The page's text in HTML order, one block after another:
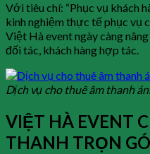
Với tiêu chí: “Phục vụ khách
kinh nghiệm thực tế phục vụ
Việt Hà event ngày càng
đối tác, khách hàng hợp tác.
Dịch vụ cho thuê âm thanh
VIỆT HÀ EVENT
THANH TRỌN